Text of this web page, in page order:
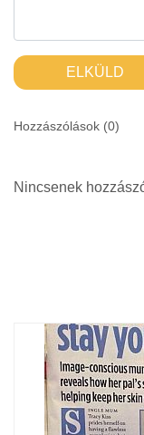
ELKÜLD
Hozzászólások (0)
Nincsenek